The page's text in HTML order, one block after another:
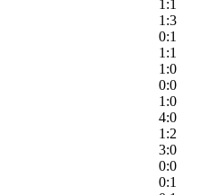
1:1
1:3
0:1
1:1
1:0
0:0
1:0
4:0
1:2
3:0
0:0
0:1